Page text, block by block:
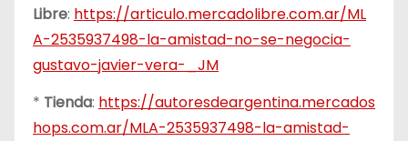
Libre: https://articulo.mercadolibre.com.ar/ML
A-2535937498-la-amistad-no-se-negocia-
gustavo-javier-vera-_JM
* Tienda: https://autoresdeargentina.mercados
hops.com.ar/MLA-2535937498-la-amistad-